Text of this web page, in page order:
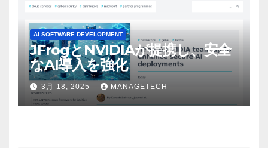
AI SOFTWARE DEVELOPMENT
JFrogとNVIDIAが提携し、安全
なAI導入を強化
3月 18, 2025 MANAGETECH